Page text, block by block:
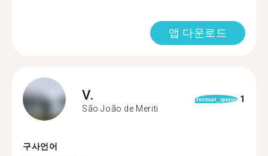
앱 다운로드
V.
São João de Meriti
format_quote 1
구사언어